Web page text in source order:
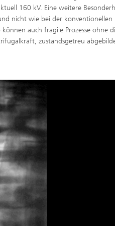
160 kV. Eine weitere
nicht wie bei der konventionellen
auch fragile Prozesse ohne
zustandsgetreu